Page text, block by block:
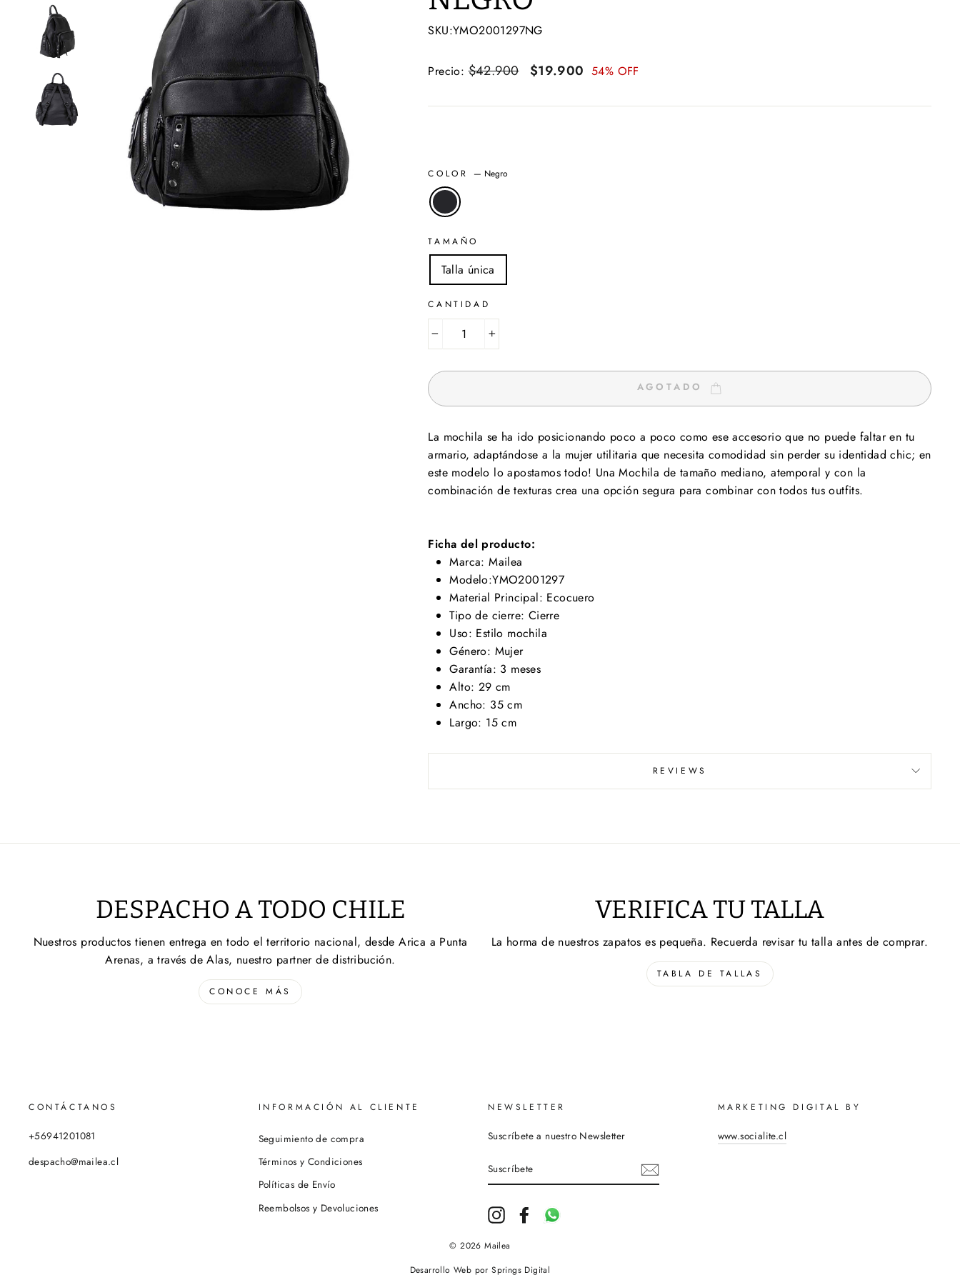
SKU:YMO2001297NG
Precio
Precio:$42.900
Precio
oferta
$19.900 54% OFF
COLOR — Negro
TAMAÑO
Talla única
CANTIDAD
AGOTADO
La mochila se ha ido posicionando poco a poco como ese accesorio que no puede faltar en tu
armario, adaptándose a la mujer utilitaria que necesita comodidad sin perder su identidad chic; en
este modelo lo apostamos todo! Una Mochila de tamaño mediano, atemporal y con la
combinación de texturas crea una opción segura para combinar con todos tus outfits.
Ficha del producto:
Marca: Mailea
Modelo:YMO2001297
Material Principal: Ecocuero
Tipo de cierre: Cierre
Uso: Estilo mochila
Género: Mujer
Garantía: 3 meses
Alto: 29 cm
Ancho: 35 cm
Largo: 15 cm
REVIEWS
DESPACHO A TODO CHILE
Nuestros productos tienen entrega en todo el territorio nacional, desde Arica a Punta
Arenas, a través de Alas, nuestro partner de distribución.
CONOCE MÁS
VERIFICA TU TALLA
La horma de nuestros zapatos es pequeña. Recuerda revisar tu talla antes de comprar.
TABLA DE TALLAS
CONTÁCTANOS
+56941201081
despacho@mailea.cl
INFORMACIÓN AL CLIENTE
Seguimiento de compra
Términos y Condiciones
Políticas de Envío
Reembolsos y Devoluciones
NEWSLETTER
Suscríbete a nuestro Newsletter
InstagramFacebook
MARKETING DIGITAL BY
www.socialite.cl
© 2026 Mailea
Desarrollo Web porSprings Digital